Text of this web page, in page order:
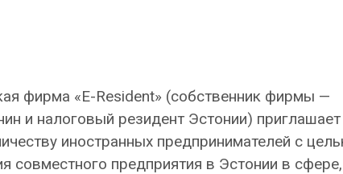
фирма «E-Resident» (собственник фирмы —
и налоговый резидент Эстонии) приглашает
иностранных предпринимателей с
совместного предприятия в Эстонии в сфере,